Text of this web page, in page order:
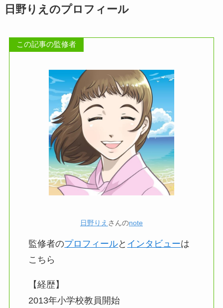
日野りえのプロフィール
この記事の監修者
日野りえ さんのnote
監修者のプロフィールと インタビューは
こちら
【経歴】
2013年小学校教員開始